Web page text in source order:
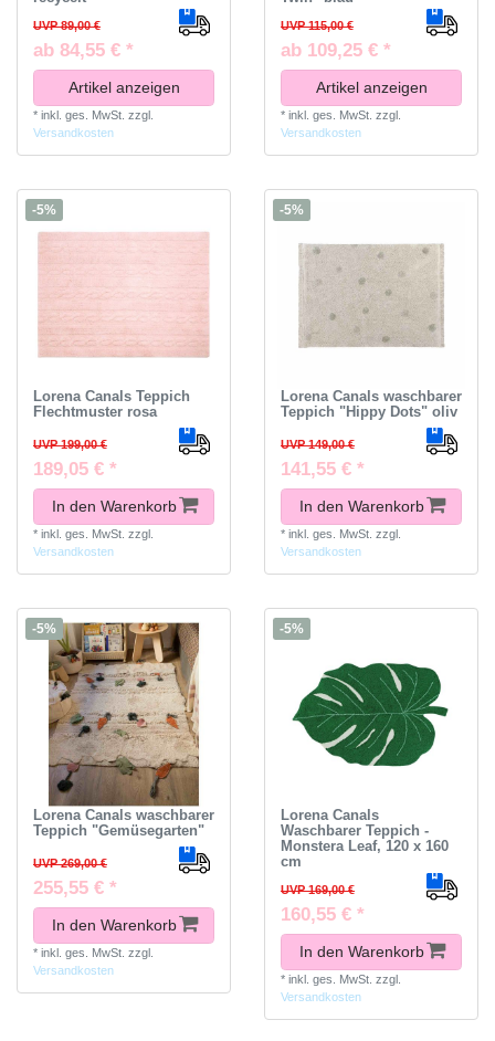
UVP 89,00 €
ab 84,55 € *
Artikel anzeigen
* inkl. ges. MwSt. zzgl.
Versandkosten
UVP 115,00 €
ab 109,25 € *
Artikel anzeigen
* inkl. ges. MwSt. zzgl.
Versandkosten
-5%
Lorena Canals Teppich
Flechtmuster rosa
UVP 199,00 €
189,05 € *
In den Warenkorb
* inkl. ges. MwSt. zzgl.
Versandkosten
-5%
Lorena Canals waschbarer
Teppich "Hippy Dots" oliv
UVP 149,00 €
141,55 € *
In den Warenkorb
* inkl. ges. MwSt. zzgl.
Versandkosten
-5%
Lorena Canals waschbarer
Teppich "Gemüsegarten"
UVP 269,00 €
255,55 € *
In den Warenkorb
* inkl. ges. MwSt. zzgl.
Versandkosten
-5%
Lorena Canals
Waschbarer Teppich -
Monstera Leaf, 120 x 160
cm
UVP 169,00 €
160,55 € *
In den Warenkorb
* inkl. ges. MwSt. zzgl.
Versandkosten